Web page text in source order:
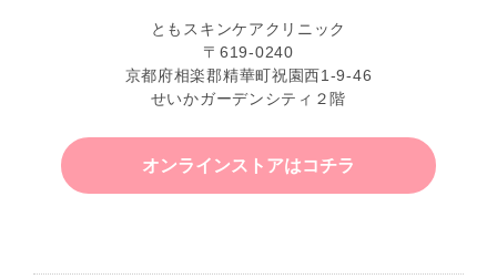
ともスキンケアクリニック
〒619-0240
京都府相楽郡精華町祝園西1-9-46
せいかガーデンシティ２階
オンラインストアはコチラ